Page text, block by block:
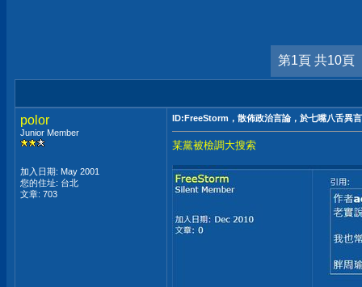
第1頁 共10頁
polor
Junior Member
加入日期: May 2001
您的住址: 台北
文章: 703
ID:FreeStorm，散佈政治言論，於七嘴八舌異
某黨被檢調大搜索